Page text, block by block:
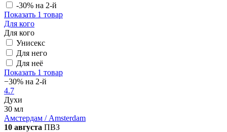
-30% на 2-й
Показать 1 товар
Для кого
Для кого
Унисекс
Для него
Для неё
Показать 1 товар
−30% на 2-й
4.7
Духи
30 мл
Амстердам / Amsterdam
10 августа ПВЗ